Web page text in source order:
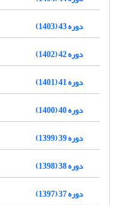
دوره 43 (1403)
دوره 42 (1402)
دوره 41 (1401)
دوره 40 (1400)
دوره 39 (1399)
دوره 38 (1398)
دوره 37 (1397)